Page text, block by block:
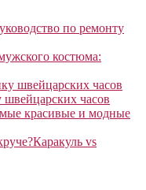
по ремонту
костюма:
часов
красивые и модные
Каракуль vs